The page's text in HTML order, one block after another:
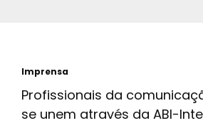
Imprensa
Profissionais da
se unem através da ABI-